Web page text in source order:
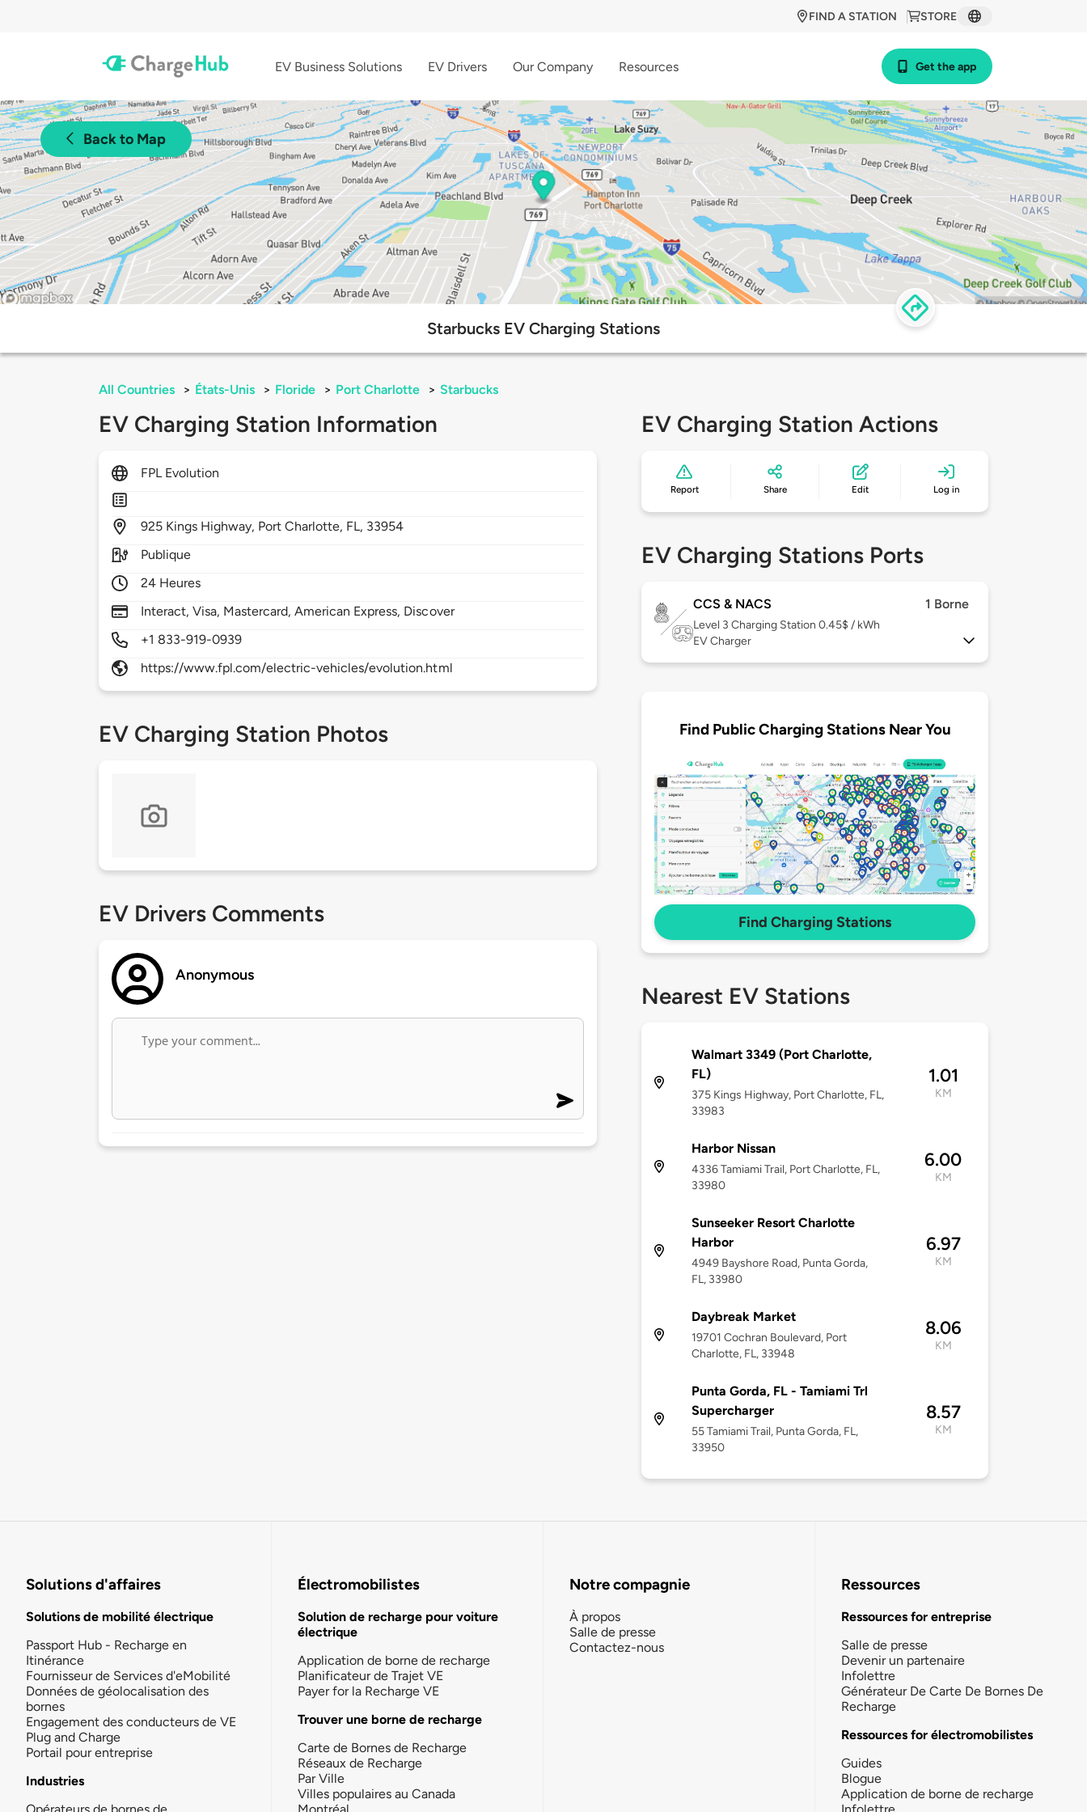
STORE
FIND A STATION
EV Business Solutions EV Drivers Our Company Resources Get the app
Back to Map
Starbucks EV Charging Stations
All Countries > États-Unis > Floride > Port Charlotte > Starbucks
EV Charging Station Information
FPL Evolution
925 Kings Highway, Port Charlotte, FL, 33954
Publique
24 Heures
Interact, Visa, Mastercard, American Express, Discover
+1 833-919-0939
https://www.fpl.com/electric-vehicles/evolution.html
EV Charging Station Photos
EV Drivers Comments
Anonymous
EV Charging Station Actions
Report Share Edit Log in
EV Charging Stations Ports
CCS & NACS 1 Borne
Level 3 Charging Station 0.45$ / kWh
EV Charger
Find Public Charging Stations Near You
Find Charging Stations
Nearest EV Stations
Walmart 3349 (Port Charlotte,
FL)
375 Kings Highway, Port Charlotte, FL,
33983
1.01
KM
Harbor Nissan
4336 Tamiami Trail, Port Charlotte, FL,
33980
6.00
KM
Sunseeker Resort Charlotte
Harbor
4949 Bayshore Road, Punta Gorda,
FL, 33980
6.97
KM
Daybreak Market
19701 Cochran Boulevard, Port
Charlotte, FL, 33948
8.06
KM
Punta Gorda, FL - Tamiami Trl
Supercharger
55 Tamiami Trail, Punta Gorda, FL,
33950
8.57
KM
Solutions d'affaires
Solutions de mobilité électrique
Passport Hub - Recharge en
Itinérance
Fournisseur de Services d'eMobilité
Données de géolocalisation des
bornes
Engagement des conducteurs de VE
Plug and Charge
Portail pour entreprise
Industries
Électromobilistes
Solution de recharge pour voiture
électrique
Application de borne de recharge
Planificateur de Trajet VE
Payer for la Recharge VE
Trouver une borne de recharge
Carte de Bornes de Recharge
Réseaux de Recharge
Par Ville
Villes populaires au Canada
Notre compagnie
À propos
Salle de presse
Contactez-nous
Ressources
Ressources for entreprise
Salle de presse
Devenir un partenaire
Infolettre
Générateur De Carte De Bornes De
Recharge
Ressources for électromobilistes
Guides
Blogue
Application de borne de recharge